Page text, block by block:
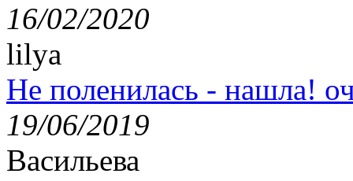
16/02/2020
lilya
Не поленилась - нашла!
19/06/2019
Васильева